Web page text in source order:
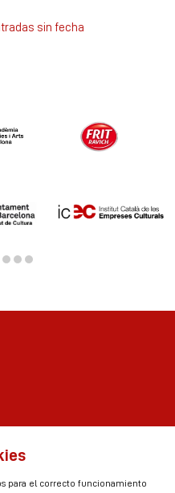
sin fecha
linkedin
para el correcto funcionamiento